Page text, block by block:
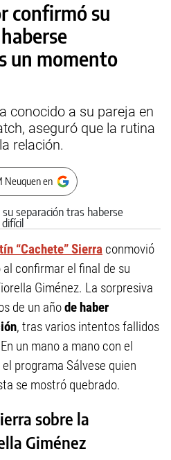
confirmó su
un momento
conocido a su pareja en
aseguró que la rutina
relación.
Neuquen en
“Cachete” Sierra conmovió
confirmar el final de su
Giménez. La sorpresiva
de un añode haber
, tras varios intentos fallidos
un mano a mano con el
programa Sálvese quien
se mostró quebrado.
sobre la
Giménez